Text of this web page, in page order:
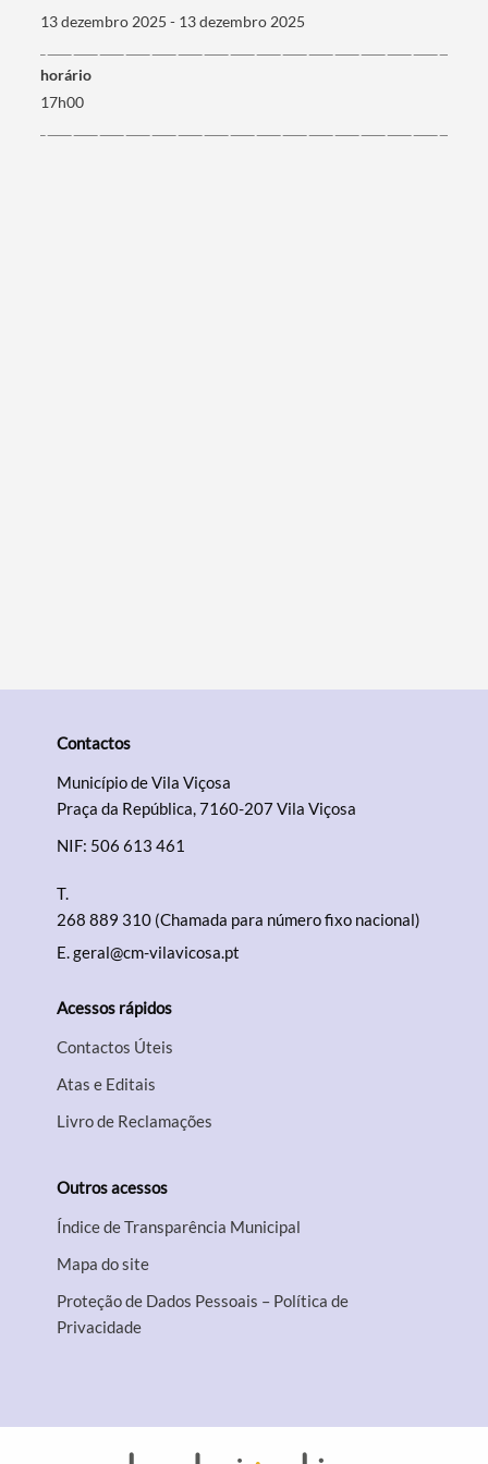
13 dezembro 2025 - 13 dezembro 2025
horário
17h00
Contactos
Município de Vila Viçosa
Praça da República, 7160-207 Vila Viçosa
NIF: 506 613 461
T.
268 889 310 (Chamada para número fixo nacional)
E.geral@cm-vilavicosa.pt
Acessos rápidos
Contactos Úteis
Atas e Editais
Livro de Reclamações
Outros acessos
Índice de Transparência Municipal
Mapa do site
Proteção de Dados Pessoais – Política de
Privacidade